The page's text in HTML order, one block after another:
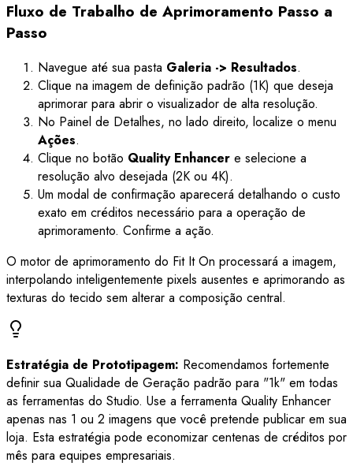
Fluxo de Trabalho de Aprimoramento Passo a
Passo
Navegue até sua pasta Galeria -> Resultados.
Clique na imagem de definição padrão (1K) que deseja
aprimorar para abrir o visualizador de alta resolução.
No Painel de Detalhes, no lado direito, localize o menu
Ações.
Clique no botão Quality Enhancer e selecione a
resolução alvo desejada (2K ou 4K).
Um modal de confirmação aparecerá detalhando o custo
exato em créditos necessário para a operação de
aprimoramento. Confirme a ação.
O motor de aprimoramento do Fit It On processará a imagem,
interpolando inteligentemente pixels ausentes e aprimorando as
texturas do tecido sem alterar a composição central.
Estratégia de Prototipagem: Recomendamos fortemente
definir sua Qualidade de Geração padrão para "1k" em todas
as ferramentas do Studio. Use a ferramenta Quality Enhancer
apenas nas 1 ou 2 imagens que você pretende publicar em sua
loja. Esta estratégia pode economizar centenas de créditos por
mês para equipes empresariais.